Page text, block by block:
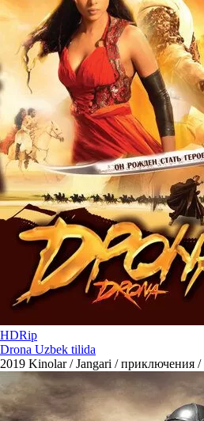
HDRip
Drona Uzbek tilida
2019 Kinolar / Jangari / приключения /